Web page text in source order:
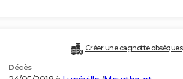
Créer une cagnotte obsèques
Décès